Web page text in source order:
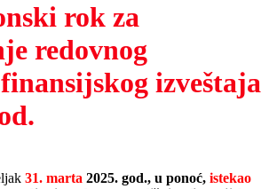
rok za
redovnog
izveštaja
31. marta 2025. god., u ponoć, istekao